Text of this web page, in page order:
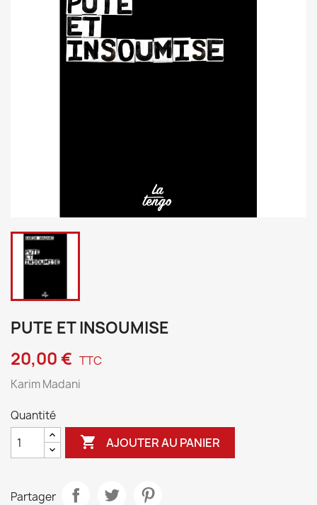
PUTE ET INSOUMISE
20,00 € TTC
Karim Madani
Quantité
 AJOUTER AU PANIER
Partager